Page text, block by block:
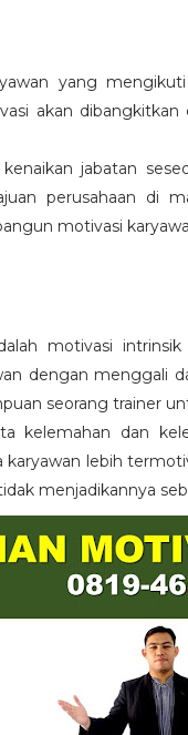
yang
akan
jabatan
perusahaan di
motivasi
motivasi
dengan menggali
seorang trainer
kelemahan dan
lebih
menjadikannya